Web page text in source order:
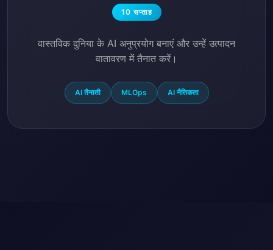
10 सप्ताह
वास्तविक दुनिया के AI अनुप्रयोग बनाएं और उन्हें उत्पादन
वातावरण में तैनात करें।
AI तैनाती MLOps AI नैतिकता